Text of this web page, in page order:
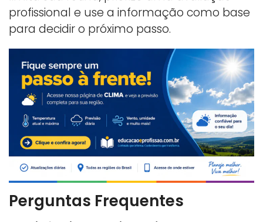
profissional e use a informação como base
para decidir o próximo passo.
Perguntas Frequentes